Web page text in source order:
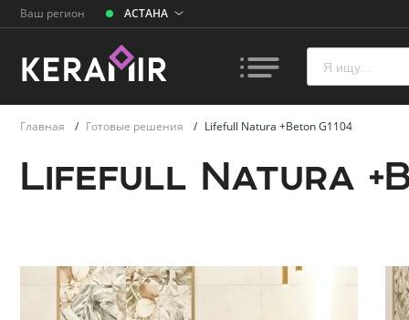
Ваш регион АСТАНА
Главная / Готовые решения / Lifefull Natura +Beton G1104
Lifefull Natura